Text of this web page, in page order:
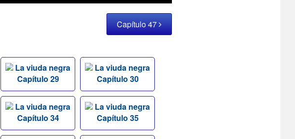
Capítulo 47
La viuda negra
Capítulo 29
La viuda negra
Capítulo 30
La viuda negra
Capítulo 34
La viuda negra
Capítulo 35